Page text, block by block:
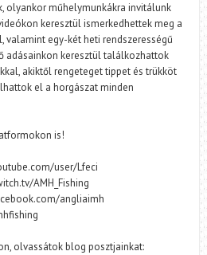
olyankor műhelymunkákra invitálunk
keresztül ismerkedhettek meg a
valamint egy-két heti rendszerességű
adásainkon keresztül találkozhattok
akiktől rengeteget tippet és trükköt
el a horgászat minden
is!
user/Lfeci
AMH_Fishing
angliaimh
olvassátok blog posztjainkat: